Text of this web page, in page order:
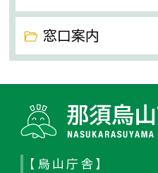
窓口案内
【烏山庁舎】